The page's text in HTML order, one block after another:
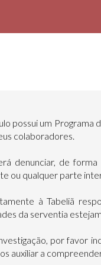
possui um
colaboradores.
denunciar, de
ou qualquer parte
à Tabeliã
da serventia
por favor
auxiliar a